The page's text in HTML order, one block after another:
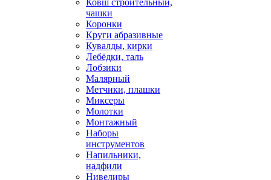
Ковш строительный,
чашки
Коронки
Круги абразивные
Кувалды, кирки
Лебёдки, таль
Лобзики
Малярный
Метчики, плашки
Миксеры
Молотки
Монтажный
Наборы
инструментов
Напильники,
надфили
Нивелиры